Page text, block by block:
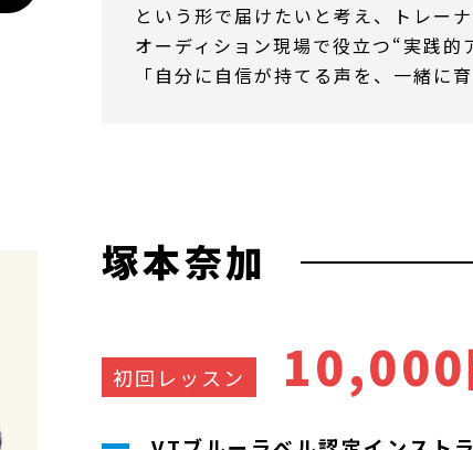
という形で届けたいと考え、トレーナ
オーディション現場で役立つ“実践的
「自分に自信が持てる声を、一緒に
塚本奈加
初回レッスン 10,000